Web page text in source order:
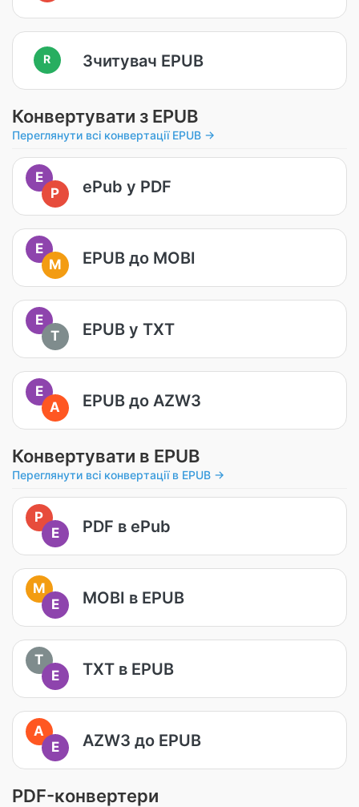
R Зчитувач EPUB
Конвертувати з EPUB
Переглянути всі конвертації EPUB →
E
P
ePub у PDF
E
M
EPUB до MOBI
E
T
EPUB у TXT
E
A
EPUB до AZW3
Конвертувати в EPUB
Переглянути всі конвертації в EPUB →
P
E
PDF в ePub
M
E
MOBI в EPUB
T
E
TXT в EPUB
A
E
AZW3 до EPUB
PDF-конвертери